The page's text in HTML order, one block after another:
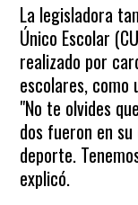
La legisladora
Único Escolar
realizado por
escolares, como
"No te olvides
dos fueron en
deporte.
explicó.